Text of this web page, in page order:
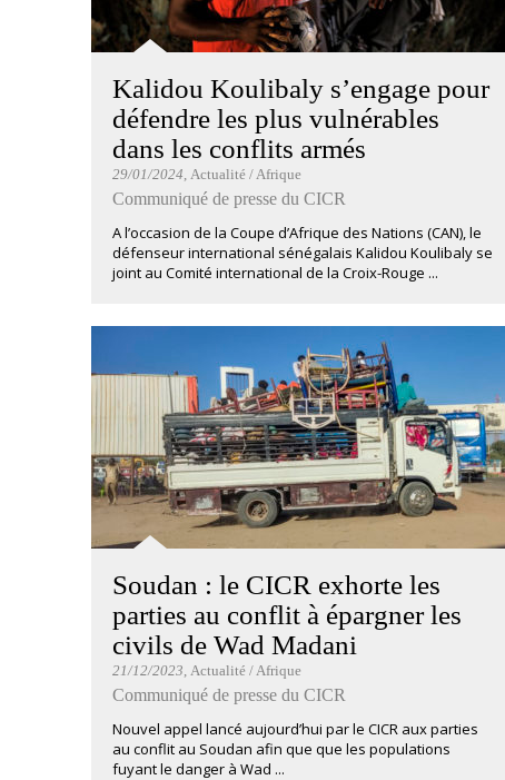
Kalidou Koulibaly s’engage pour
défendre les plus vulnérables
dans les conflits armés
29/01/2024, Actualité / Afrique
Communiqué de presse du CICR
A l’occasion de la Coupe d’Afrique des Nations (CAN), le
défenseur international sénégalais Kalidou Koulibaly se
joint au Comité international de la Croix-Rouge ...
Soudan : le CICR exhorte les
parties au conflit à épargner les
civils de Wad Madani
21/12/2023, Actualité / Afrique
Communiqué de presse du CICR
Nouvel appel lancé aujourd’hui par le CICR aux parties
au conflit au Soudan afin que que les populations
fuyant le danger à Wad ...